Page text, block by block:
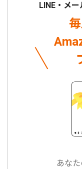
LINE・メ
あな